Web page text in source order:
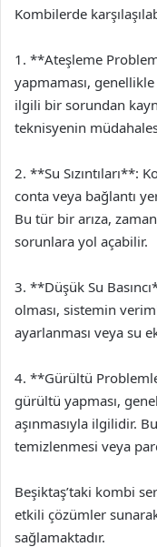
Kombilerde
1. **Ateşleme
yapmaması,
ilgili bir sorundan
teknisyenin
2. **Su Sızıntıları**:
conta veya bağlantı
Bu tür bir arıza,
sorunlara yol açabilir.
3. **Düşük Su
olması, sistemin
ayarlanması veya su
4. **Gürültü
gürültü yapması,
aşınmasıyla ilgilidir.
temizlenmesi veya
Beşiktaş’taki kombi
etkili çözümler
sağlamaktadır.